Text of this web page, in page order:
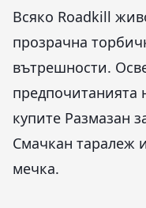
Всяко Roadkill
прозрачна
вътрешности.
предпочитанията
купите Размазан
Смачкан таралеж
мечка.